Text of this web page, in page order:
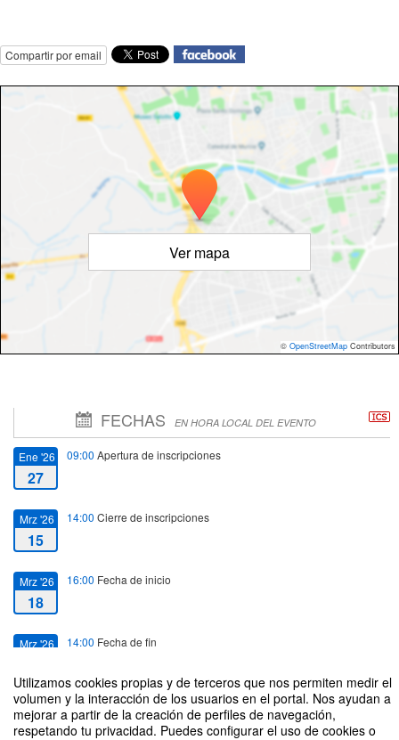
Utilizamos cookies propias y de terceros que nos permiten medir el
volumen y la interacción de los usuarios en el portal. Nos ayudan a
mejorar a partir de la creación de perfiles de navegación,
respetando tu privacidad. Puedes configurar el uso de cookies o
Compartir por email
Ver mapa
© OpenStreetMap Contributors
FECHAS EN HORA LOCAL DEL EVENTO
Ene '26
27
09:00 Apertura de inscripciones
Mrz '26
15
14:00 Cierre de inscripciones
Mrz '26
18
16:00 Fecha de inicio
Mrz '26 14:00 Fecha de fin